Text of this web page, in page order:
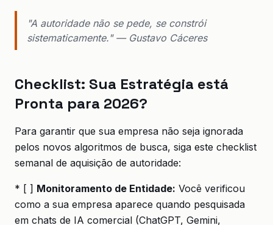
"A autoridade não se pede, se constrói
sistematicamente." — Gustavo Cáceres
Checklist: Sua Estratégia está
Pronta para 2026?
Para garantir que sua empresa não seja ignorada
pelos novos algoritmos de busca, siga este checklist
semanal de aquisição de autoridade:
* [ ] Monitoramento de Entidade: Você verificou
como a sua empresa aparece quando pesquisada
em chats de IA comercial (ChatGPT, Gemini,